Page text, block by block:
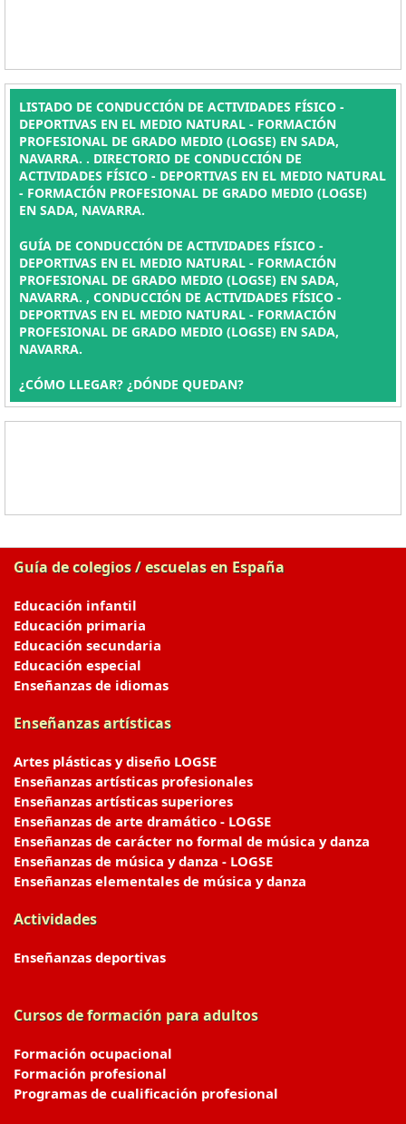
LISTADO DE CONDUCCIÓN DE ACTIVIDADES FÍSICO -
DEPORTIVAS EN EL MEDIO NATURAL - FORMACIÓN
PROFESIONAL DE GRADO MEDIO (LOGSE) EN SADA,
NAVARRA. . DIRECTORIO DE CONDUCCIÓN DE
ACTIVIDADES FÍSICO - DEPORTIVAS EN EL MEDIO NATURAL
- FORMACIÓN PROFESIONAL DE GRADO MEDIO (LOGSE)
EN SADA, NAVARRA.
GUÍA DE CONDUCCIÓN DE ACTIVIDADES FÍSICO -
DEPORTIVAS EN EL MEDIO NATURAL - FORMACIÓN
PROFESIONAL DE GRADO MEDIO (LOGSE) EN SADA,
NAVARRA. , CONDUCCIÓN DE ACTIVIDADES FÍSICO -
DEPORTIVAS EN EL MEDIO NATURAL - FORMACIÓN
PROFESIONAL DE GRADO MEDIO (LOGSE) EN SADA,
NAVARRA.
¿CÓMO LLEGAR? ¿DÓNDE QUEDAN?
Guía de colegios / escuelas en España
Educación infantil
Educación primaria
Educación secundaria
Educación especial
Enseñanzas de idiomas
Enseñanzas artísticas
Artes plásticas y diseño LOGSE
Enseñanzas artísticas profesionales
Enseñanzas artísticas superiores
Enseñanzas de arte dramático - LOGSE
Enseñanzas de carácter no formal de música y danza
Enseñanzas de música y danza - LOGSE
Enseñanzas elementales de música y danza
Actividades
Enseñanzas deportivas
Cursos de formación para adultos
Formación ocupacional
Formación profesional
Programas de cualificación profesional